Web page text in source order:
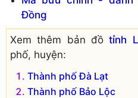
Đồng
Xem thêm bản đồtỉnh
phố, huyện:
Thành phố Đà Lạt
Thành phố Bảo Lộc